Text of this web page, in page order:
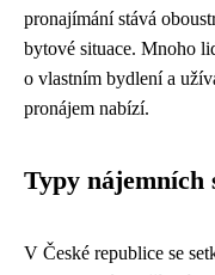
pronajímání stává
bytové situace. Mnoho
o vlastním bydlení a
pronájem nabízí.
Typy nájemních
V České republice se